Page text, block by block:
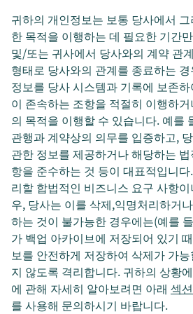
귀하의 개인정보는 보통 당사에서
한 목적을 이행하는 데 필요한 기간
및/또는 귀사에서 당사와의 계약 관
형태로 당사와의 관계를 종료하는
정보를 당사 시스템과 기록에 보존
이 존속하는 조항을 적절히 이행하
의 목적을 이행할 수 있습니다. 예를
관행과 계약상의 의무를 입증하고,
관한 정보를 제공하거나 해당하는
항을 준수하는 것 등이 대표적입니
리할 합법적인 비즈니스 요구 사항
우, 당사는 이를 삭제,익명처리하거
하는 것이 불가능한 경우에는(예를
가 백업 아카이브에 저장되어 있기
보를 안전하게 저장하여 삭제가 가
지 않도록 격리합니다. 귀하의 상황
에 관해 자세히 알아보려면 아래 섹
를 사용해 문의하시기 바랍니다.